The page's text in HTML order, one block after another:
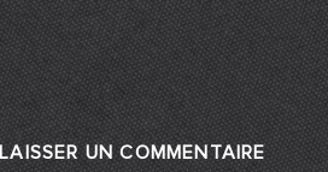
LAISSER UN COMMENTAIRE